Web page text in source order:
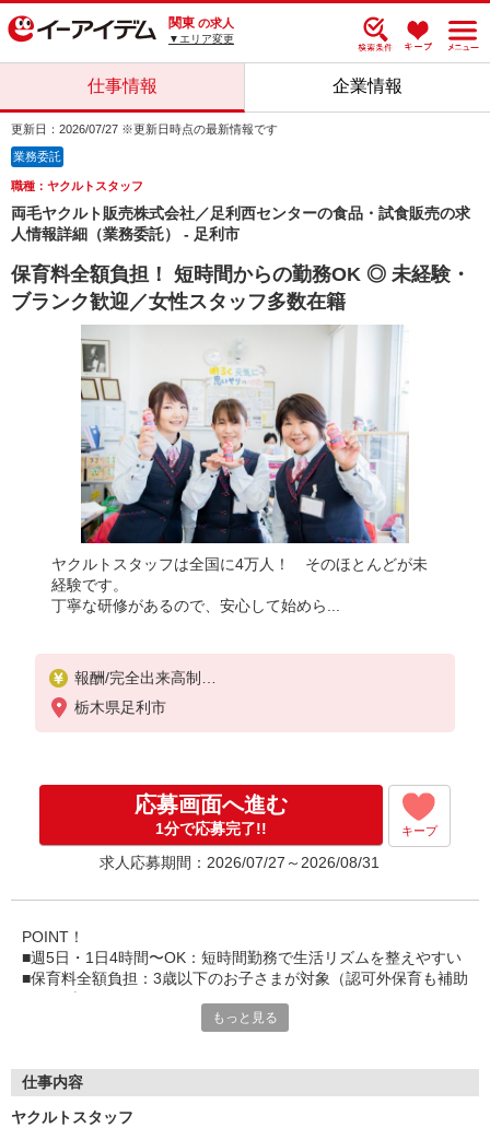
関東 の求人
▼エリア変更
仕事情報 企業情報
更新日：2026/07/27 ※更新日時点の最新情報です
業務委託
職種：ヤクルトスタッフ
両毛ヤクルト販売株式会社／足利西センターの食品・試食販売の求
人情報詳細（業務委託） - 足利市
保育料全額負担！ 短時間からの勤務OK ◎ 未経験・
ブランク歓迎／女性スタッフ多数在籍
ヤクルトスタッフは全国に4万人！ そのほとんどが未
経験です。
丁寧な研修があるので、安心して始めら...
報酬/完全出来高制
月給120,000円〜150,000円
※収入補償あり／3か月間 120,000円
【扶養内で働く30代主婦 Aさん】
働き方：週5日・1日4時間勤務の場合
月収120,000円の収入
【ガッツリ働く40代主婦 Bさん】
月収180,000円の収入
研修日数 20日
研修時の給与 日額5,000円
栃木県足利市
応募画面へ進む
1分で応募完了!! キープ
求人応募期間：2026/07/27～2026/08/31
POINT！
■週5日・1日4時間〜OK：短時間勤務で生活リズムを整えやすい
■保育料全額負担：3歳以下のお子さまが対象（認可外保育も補助
■女性スタッフ9割以上：20〜40代を中心に幅広い年代が活躍中
「家事や育児と両立したい」「自分のペースで働きたい」そんな
もっと見る
仕事内容
ヤクルトスタッフ